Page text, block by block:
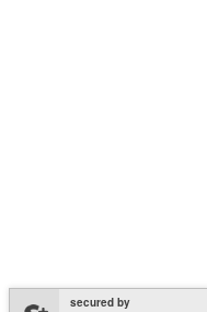
secured by